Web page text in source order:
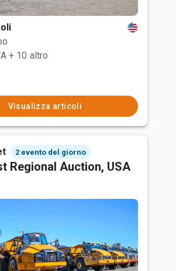
+ 10 altro
Visualizza articoli
2 evento del giorno
Regional Auction, USA